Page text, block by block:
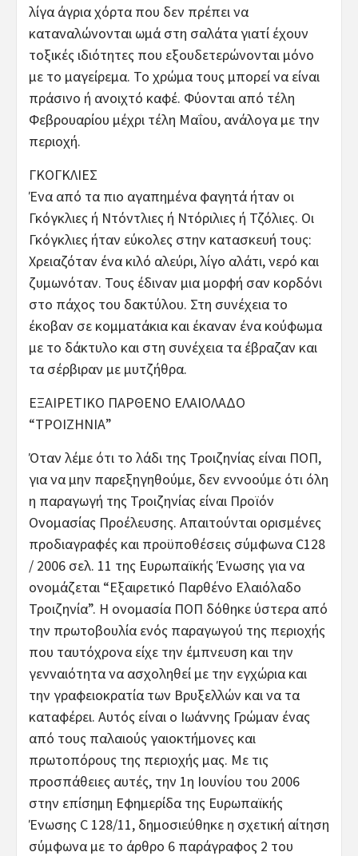
λίγα άγρια χόρτα που δεν πρέπει να
καταναλώνονται ωμά στη σαλάτα γιατί έχουν
τοξικές ιδιότητες που εξουδετερώνονται μόνο
με το μαγείρεμα. Το χρώμα τους μπορεί να είναι
πράσινο ή ανοιχτό καφέ. Φύονται από τέλη
Φεβρουαρίου μέχρι τέλη Μαΐου, ανάλογα με την
περιοχή.
ΓΚΟΓΚΛΙΕΣ
Ένα από τα πιο αγαπημένα φαγητά ήταν οι
Γκόγκλιες ή Ντόντλιες ή Ντόριλιες ή Τζόλιες. Οι
Γκόγκλιες ήταν εύκολες στην κατασκευή τους:
Χρειαζόταν ένα κιλό αλεύρι, λίγο αλάτι, νερό και
ζυμωνόταν. Τους έδιναν μια μορφή σαν κορδόνι
στο πάχος του δακτύλου. Στη συνέχεια το
έκοβαν σε κομματάκια και έκαναν ένα κούφωμα
με το δάκτυλο και στη συνέχεια τα έβραζαν και
τα σέρβιραν με μυτζήθρα.
ΕΞΑΙΡΕΤΙΚΟ ΠΑΡΘΕΝΟ ΕΛΑΙΟΛΑΔΟ
“ΤΡΟΙΖΗΝΙΑ”
Όταν λέμε ότι το λάδι της Τροιζηνίας είναι ΠΟΠ,
για να μην παρεξηγηθούμε, δεν εννοούμε ότι όλη
η παραγωγή της Τροιζηνίας είναι Προϊόν
Ονομασίας Προέλευσης. Απαιτούνται ορισμένες
προδιαγραφές και προϋποθέσεις σύμφωνα C128
/ 2006 σελ. 11 της Ευρωπαϊκής Ένωσης για να
ονομάζεται “Εξαιρετικό Παρθένο Ελαιόλαδο
Τροιζηνία”. Η ονομασία ΠΟΠ δόθηκε ύστερα από
την πρωτοβουλία ενός παραγωγού της περιοχής
που ταυτόχρονα είχε την έμπνευση και την
γενναιότητα να ασχοληθεί με την εγχώρια και
την γραφειοκρατία των Βρυξελλών και να τα
καταφέρει. Αυτός είναι ο Ιωάννης Γρώμαν ένας
από τους παλαιούς γαιοκτήμονες και
πρωτοπόρους της περιοχής μας. Με τις
προσπάθειες αυτές, την 1η Ιουνίου του 2006
στην επίσημη Εφημερίδα της Ευρωπαϊκής
Ένωσης C 128/11, δημοσιεύθηκε η σχετική αίτηση
σύμφωνα με το άρθρο 6 παράγραφος 2 του